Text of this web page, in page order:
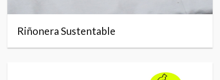
Riñonera Sustentable